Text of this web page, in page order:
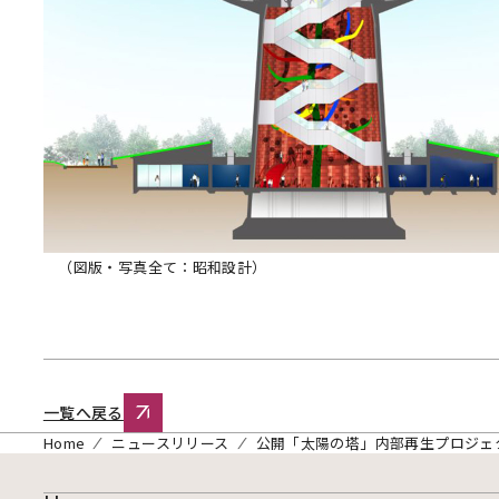
（図版・写真全て：昭和設計）
一覧へ戻る
Home ニュースリリース 公開「太陽の塔」内部再生プロジェ